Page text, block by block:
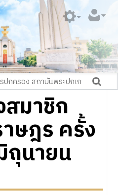
สมาชิก
ษฎร ครั้ง
ถุนายน